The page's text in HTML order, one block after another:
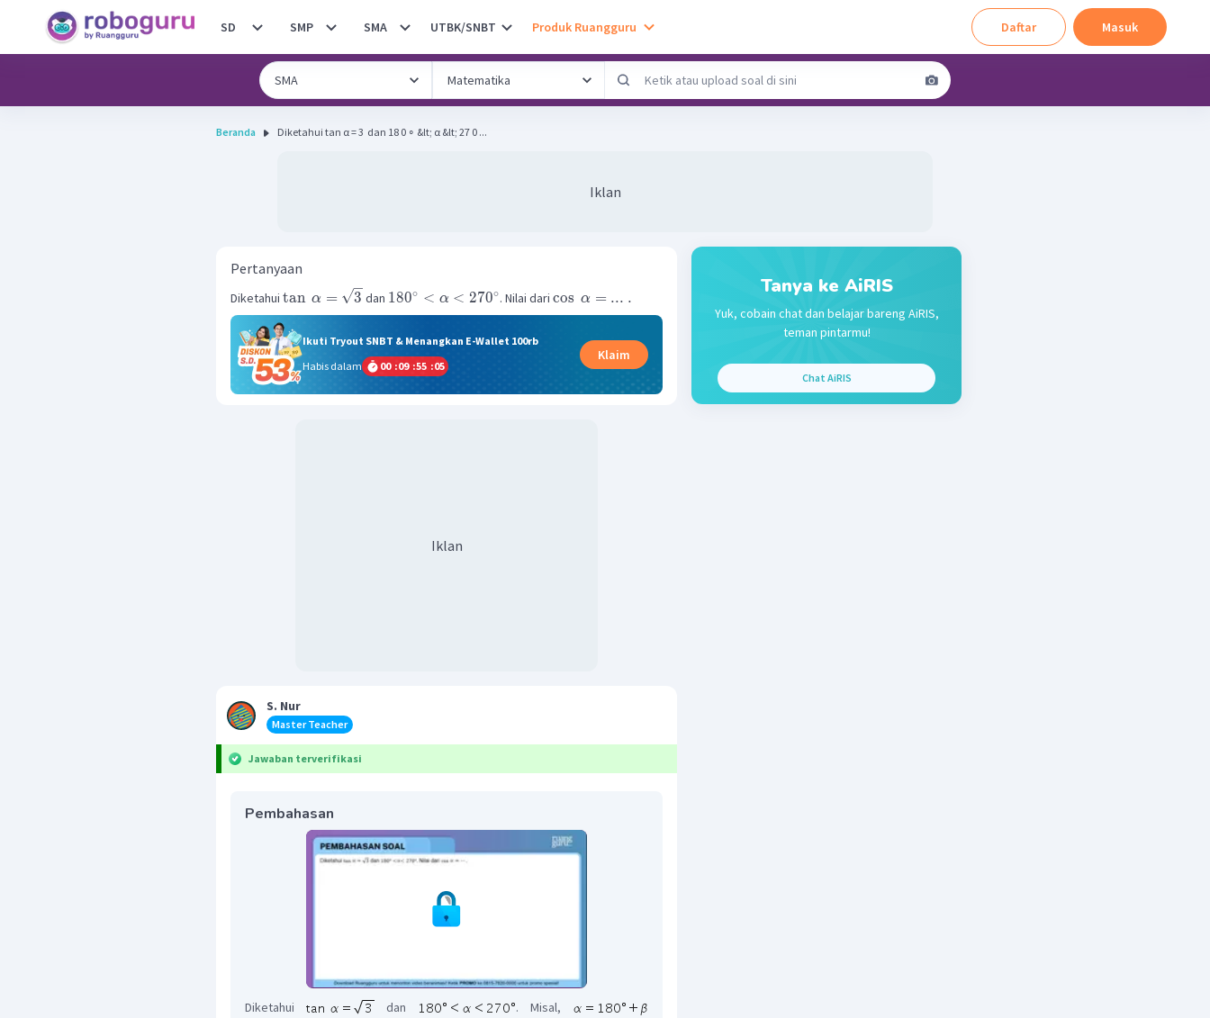
SD SMP SMA UTBK/SNBT Produk Ruangguru Daftar Masuk
Beranda Diketahui tan α = 3 ​ dan 18 0 ∘ &lt; α &lt; 27 0 ...
Iklan
Pertanyaan
Diketahui tan α = 3 dan 180∘ < α < 270∘. Nilai daricos α = ... .
Ikuti Tryout SNBT & Menangkan E-Wallet 100rb
Habis dalam
00 :09 :55 :05
Klaim
Iklan
S. Nur
Master Teacher
Jawaban terverifikasi
Pembahasan
Diketahui dan
. Misal,
Tanya ke AiRIS
Yuk, cobain chat dan belajar bareng AiRIS,
teman pintarmu!
Chat AiRIS